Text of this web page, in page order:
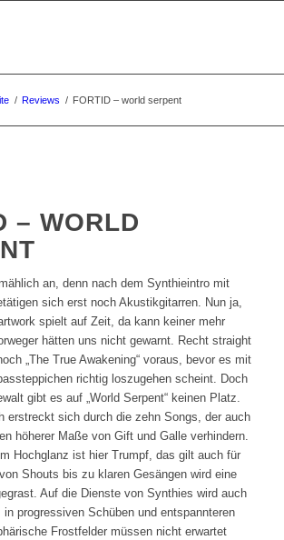
/ Reviews / FORTID – world serpent
– WORLD
an, denn nach dem Synthieintro mit
sich erst noch Akustikgitarren. Nun ja,
spielt auf Zeit, da kann keiner mehr
hätten uns nicht gewarnt. Recht straight
„The True Awakening“ voraus, bevor es mit
richtig loszugehen scheint. Doch
gibt es auf „World Serpent“ keinen Platz.
erstreckt sich durch die zehn Songs, der auch
höherer Maße von Gift und Galle verhindern.
Hochglanz ist hier Trumpf, das gilt auch für
Shouts bis zu klaren Gesängen wird eine
Auf die Dienste von Synthies wird auch
progressiven Schüben und entspannteren
Frostfelder müssen nicht erwartet